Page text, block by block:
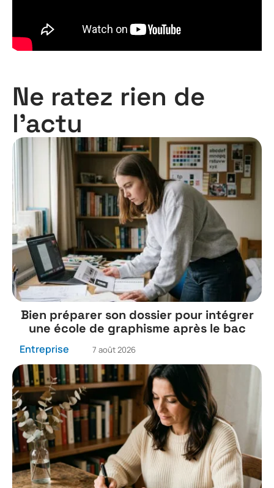
Ne ratez rien de
l'actu
Bien préparer son dossier pour intégrer
une école de graphisme après le bac
Entreprise 7 août 2026